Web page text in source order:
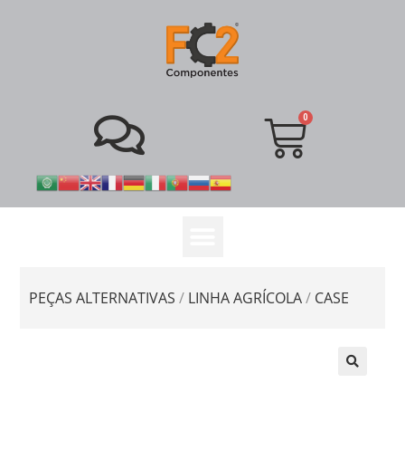
PEÇAS ALTERNATIVAS / LINHA AGRÍCOLA/ CASE